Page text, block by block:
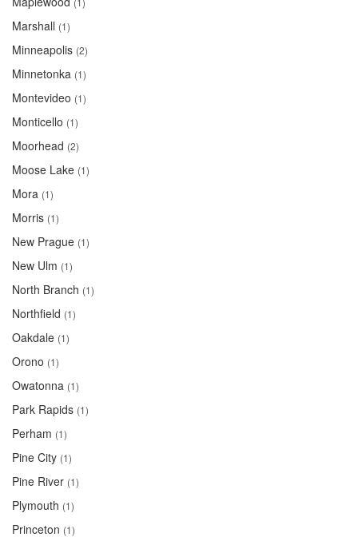
Marshall (1)
Minneapolis (2)
Minnetonka (1)
Montevideo (1)
Monticello (1)
Moorhead (2)
Moose Lake (1)
Mora (1)
Morris (1)
New Prague (1)
New Ulm (1)
North Branch (1)
Northfield (1)
Oakdale (1)
Orono (1)
Owatonna (1)
Park Rapids (1)
Perham (1)
Pine City (1)
Pine River (1)
Plymouth (1)
Princeton (1)